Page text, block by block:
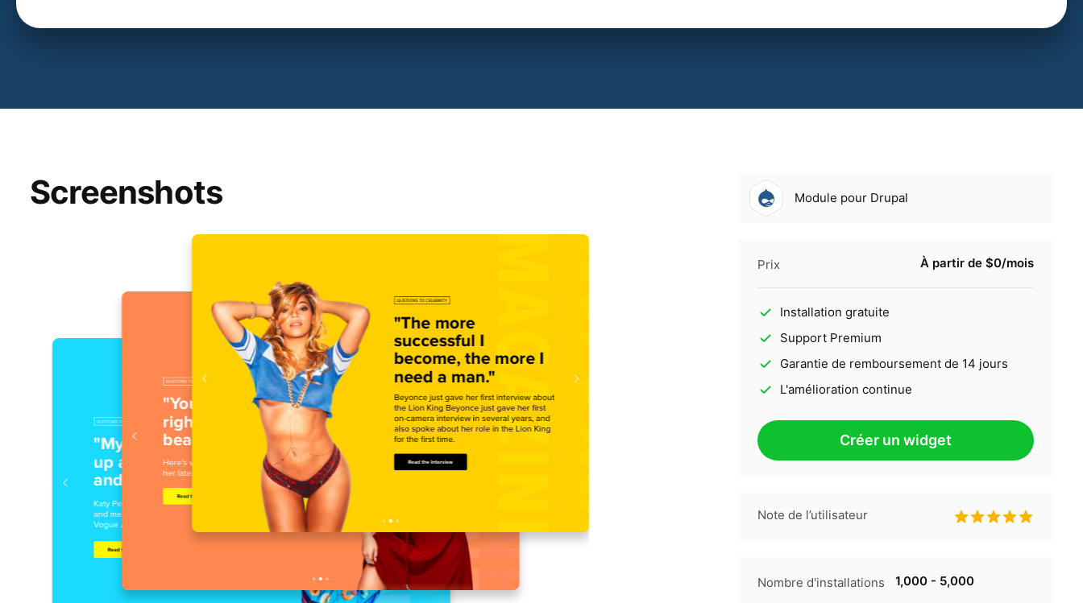
Screenshots Module pour Drupal
Prix À partir de $0/mois
Installation gratuite
Support Premium
Garantie de remboursement de 14 jours
L'amélioration continue
Créer un widget
Note de l’utilisateur
Nombre d'installations 1,000 - 5,000